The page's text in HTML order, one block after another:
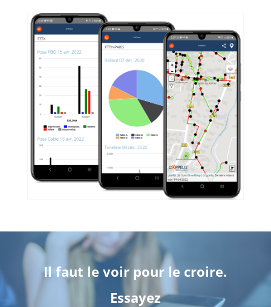
Il faut le voir pour le croire.
Essayez